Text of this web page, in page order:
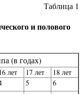
Таблица 1
и полового
(в годах)
лет 17 лет 18 лет
5 6